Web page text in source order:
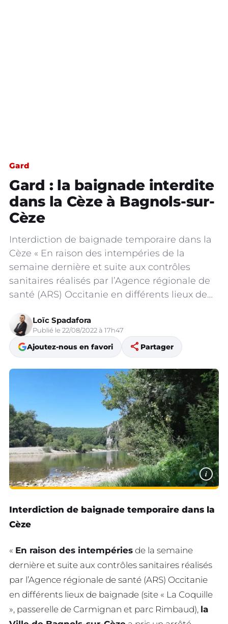
Gard
Gard : la baignade interdite
dans la Cèze à Bagnols-sur-
Cèze
Interdiction de baignade temporaire dans la
Cèze « En raison des intempéries de la
semaine dernière et suite aux contrôles
sanitaires réalisés par l’Agence régionale de
santé (ARS) Occitanie en différents lieux de…
Loïc Spadafora
Publié le 22/08/2022 à 17h47
Ajoutez-nous en favori share Partager
i
Interdiction de baignade temporaire dans la
Cèze
« En raison des intempéries de la semaine
dernière et suite aux contrôles sanitaires réalisés
par l’Agence régionale de santé (ARS) Occitanie
en différents lieux de baignade (site « La Coquille
», passerelle de Carmignan et parc Rimbaud), la